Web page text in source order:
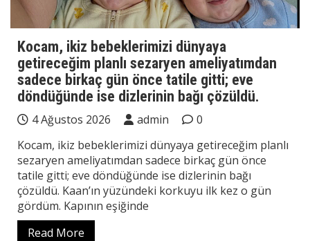
Kocam, ikiz bebeklerimizi dünyaya
getireceğim planlı sezaryen ameliyatımdan
sadece birkaç gün önce tatile gitti; eve
döndüğünde ise dizlerinin bağı çözüldü.
4 Ağustos 2026 admin
0
Kocam, ikiz bebeklerimizi dünyaya getireceğim planlı
sezaryen ameliyatımdan sadece birkaç gün önce
tatile gitti; eve döndüğünde ise dizlerinin bağı
çözüldü. Kaan’ın yüzündeki korkuyu ilk kez o gün
gördüm. Kapının eşiğinde
Read More